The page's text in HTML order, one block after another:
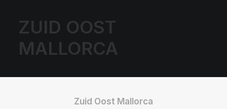
ZUID OOST
MALLORCA
Zuid Oost Mallorca